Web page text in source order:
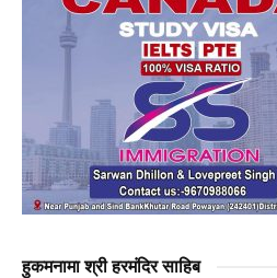
हुकमनामा श्री हरमंदिर साहिब